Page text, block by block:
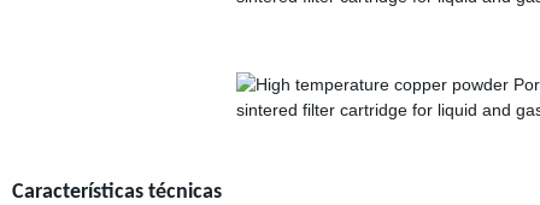
Características técnicas